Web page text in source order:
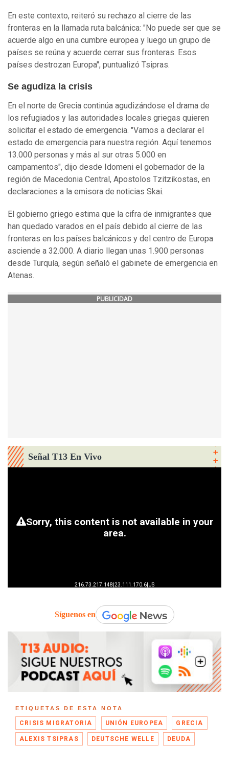
En este contexto, reiteró su rechazo al cierre de las
fronteras en la llamada ruta balcánica: "No puede ser que se
acuerde algo en una cumbre europea y luego un grupo de
países se reúna y acuerde cerrar sus fronteras. Esos
países destrozan Europa", puntualizó Tsipras.
Se agudiza la crisis
En el norte de Grecia continúa agudizándose el drama de
los refugiados y las autoridades locales griegas quieren
solicitar el estado de emergencia. "Vamos a declarar el
estado de emergencia para nuestra región. Aquí tenemos
13.000 personas y más al sur otras 5.000 en
campamentos", dijo desde Idomeni el gobernador de la
región de Macedonia Central, Apostolos Tzitzikostas, en
declaraciones a la emisora de noticias Skai.
El gobierno griego estima que la cifra de inmigrantes que
han quedado varados en el país debido al cierre de las
fronteras en los países balcánicos y del centro de Europa
asciende a 32.000. A diario llegan unas 1.900 personas
desde Turquía, según señaló el gabinete de emergencia en
Atenas.
PUBLICIDAD
Señal T13 En Vivo
Síguenos en
ETIQUETAS DE ESTA NOTA
CRISIS MIGRATORIA UNIÓN EUROPEA GRECIA
ALEXIS TSIPRAS DEUTSCHE WELLE DEUDA